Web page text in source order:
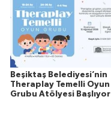
Beşiktaş Belediyesi’nin
Theraplay Temelli Oyun
Grubu Atölyesi Başlıyor